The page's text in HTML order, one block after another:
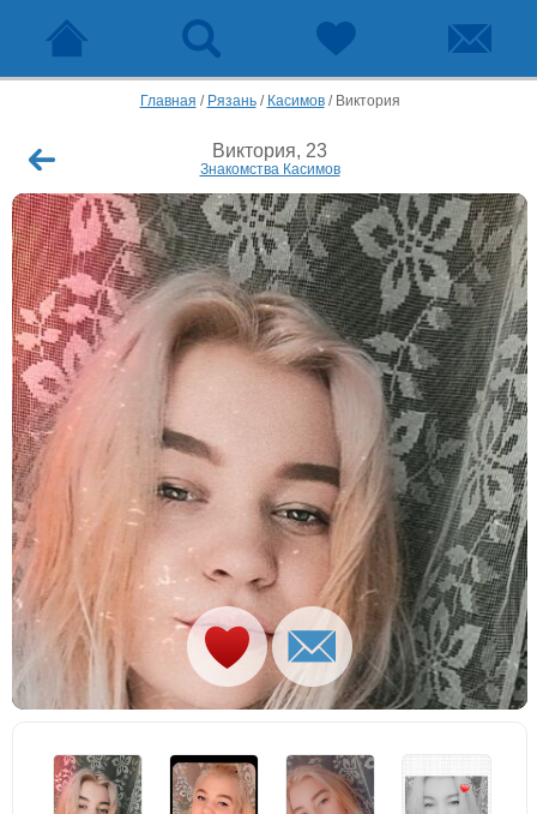
Главная / Рязань/ Касимов/ Виктория
Виктория, 23
Знакомства Касимов